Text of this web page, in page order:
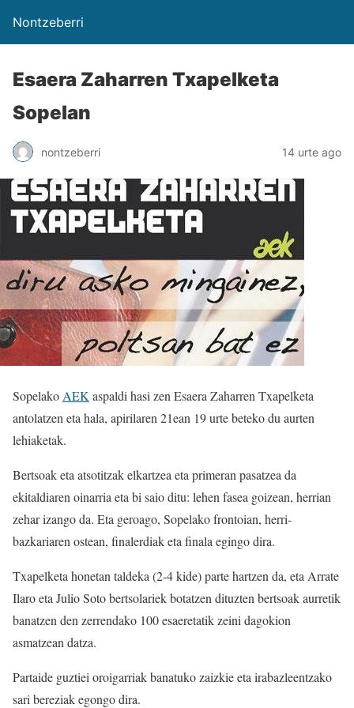
Nontzeberri
Esaera Zaharren Txapelketa
Sopelan
nontzeberri 14 urte ago
Sopelako AEK aspaldi hasi zen Esaera Zaharren Txapelketa
antolatzen eta hala, apirilaren 21ean 19 urte beteko du aurten
lehiaketak.
Bertsoak eta atsotitzak elkartzea eta primeran pasatzea da
ekitaldiaren oinarria eta bi saio ditu: lehen fasea goizean, herrian
zehar izango da. Eta geroago, Sopelako frontoian, herri-
bazkariaren ostean, finalerdiak eta finala egingo dira.
Txapelketa honetan taldeka (2-4 kide) parte hartzen da, eta Arrate
Ilaro eta Julio Soto bertsolariek botatzen dituzten bertsoak aurretik
banatzen den zerrendako 100 esaeretatik zeini dagokion
asmatzean datza.
Partaide guztiei oroigarriak banatuko zaizkie eta irabazleentzako
sari bereziak egongo dira.